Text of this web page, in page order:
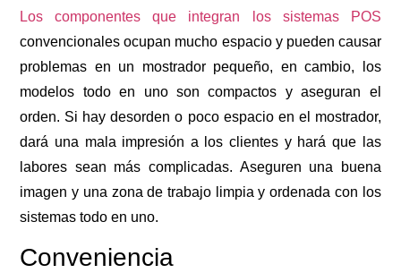
Los componentes que integran los sistemas POS
convencionales ocupan mucho espacio y pueden causar
problemas en un mostrador pequeño, en cambio, los
modelos todo en uno son compactos y aseguran el
orden. Si hay desorden o poco espacio en el mostrador,
dará una mala impresión a los clientes y hará que las
labores sean más complicadas. Aseguren una buena
imagen y una zona de trabajo limpia y ordenada con los
sistemas todo en uno.
Conveniencia